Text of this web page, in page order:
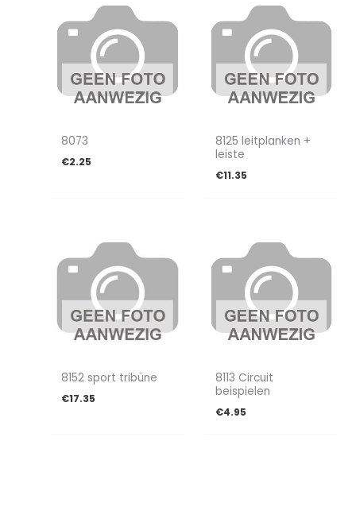
8073
€2.25
8125 leitplanken +
leiste
€11.35
8152 sport tribüne
€17.35
8113 Circuit
beispielen
€4.95